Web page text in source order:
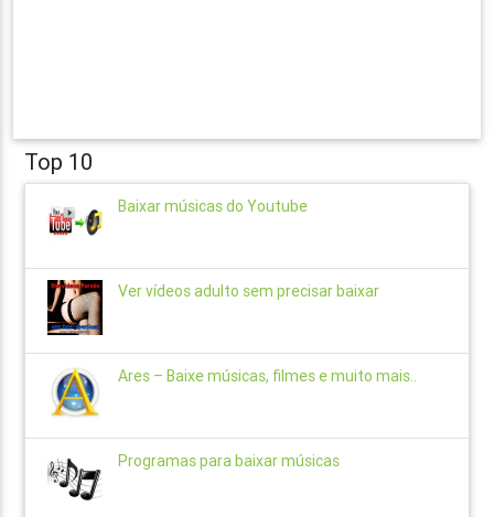
Top 10
Baixar músicas do Youtube
Ver vídeos adulto sem precisar baixar
Ares – Baixe músicas, filmes e muito mais..
Programas para baixar músicas